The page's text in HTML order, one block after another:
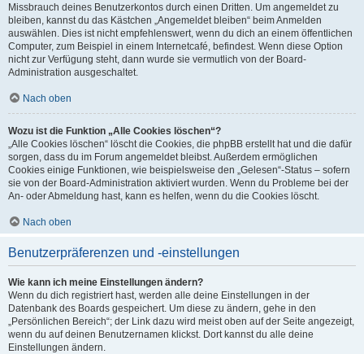
Missbrauch deines Benutzerkontos durch einen Dritten. Um angemeldet zu
bleiben, kannst du das Kästchen „Angemeldet bleiben“ beim Anmelden
auswählen. Dies ist nicht empfehlenswert, wenn du dich an einem öffentlichen
Computer, zum Beispiel in einem Internetcafé, befindest. Wenn diese Option
nicht zur Verfügung steht, dann wurde sie vermutlich von der Board-
Administration ausgeschaltet.
Nach oben
Wozu ist die Funktion „Alle Cookies löschen“?
„Alle Cookies löschen“ löscht die Cookies, die phpBB erstellt hat und die dafür
sorgen, dass du im Forum angemeldet bleibst. Außerdem ermöglichen
Cookies einige Funktionen, wie beispielsweise den „Gelesen“-Status – sofern
sie von der Board-Administration aktiviert wurden. Wenn du Probleme bei der
An- oder Abmeldung hast, kann es helfen, wenn du die Cookies löscht.
Nach oben
Benutzerpräferenzen und -einstellungen
Wie kann ich meine Einstellungen ändern?
Wenn du dich registriert hast, werden alle deine Einstellungen in der
Datenbank des Boards gespeichert. Um diese zu ändern, gehe in den
„Persönlichen Bereich“; der Link dazu wird meist oben auf der Seite angezeigt,
wenn du auf deinen Benutzernamen klickst. Dort kannst du alle deine
Einstellungen ändern.